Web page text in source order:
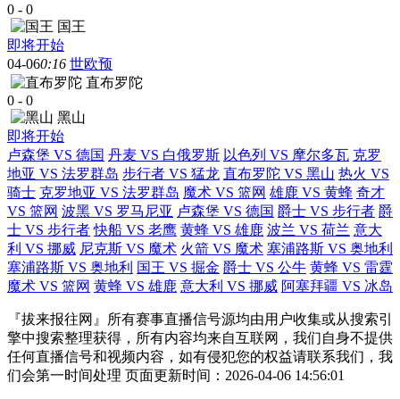
0 - 0
国王
即将开始
04-060:16 世欧预
直布罗陀
0 - 0
黑山
即将开始
卢森堡 VS 德国 丹麦 VS 白俄罗斯 以色列 VS 摩尔多瓦 克罗
地亚 VS 法罗群岛 步行者 VS 猛龙 直布罗陀 VS 黑山 热火 VS
骑士 克罗地亚 VS 法罗群岛 魔术 VS 篮网 雄鹿 VS 黄蜂 奇才
VS 篮网 波黑 VS 罗马尼亚 卢森堡 VS 德国 爵士 VS 步行者 爵
士 VS 步行者 快船 VS 老鹰 黄蜂 VS 雄鹿 波兰 VS 荷兰 意大
利 VS 挪威 尼克斯 VS 魔术 火箭 VS 魔术 塞浦路斯 VS 奥地利
塞浦路斯 VS 奥地利 国王 VS 掘金 爵士 VS 公牛 黄蜂 VS 雷霆
魔术 VS 篮网 黄蜂 VS 雄鹿 意大利 VS 挪威 阿塞拜疆 VS 冰岛
『拔来报往网』所有赛事直播信号源均由用户收集或从搜索引
擎中搜索整理获得，所有内容均来自互联网，我们自身不提供
任何直播信号和视频内容，如有侵犯您的权益请联系我们，我
们会第一时间处理 页面更新时间：2026-04-06 14:56:01